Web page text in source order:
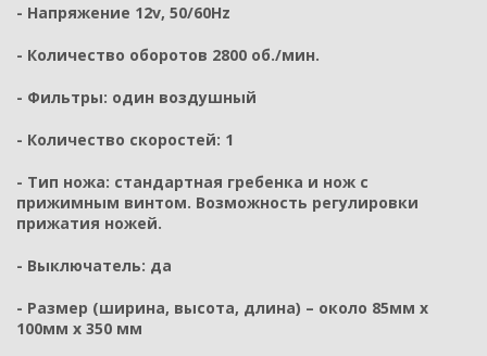
- Напряжение 12v, 50/60Hz
- Количество оборотов 2800 об./мин.
- Фильтры: один воздушный
- Количество скоростей: 1
- Тип ножа: стандартная гребенка и нож с
прижимным винтом. Возможность регулировки
прижатия ножей.
- Выключатель: да
- Размер (ширина, высота, длина) – около 85мм x
100мм x 350 мм